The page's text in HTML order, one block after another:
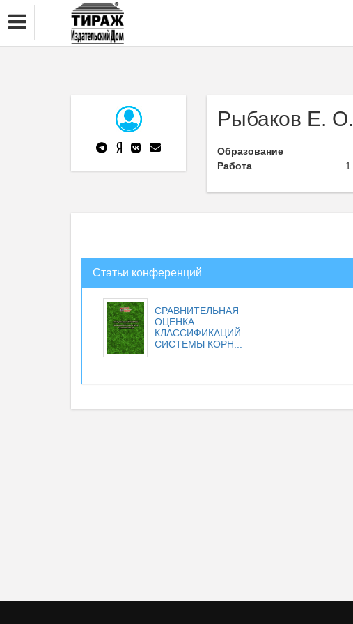
Рыбаков Е. О.
Образование
Работа
Статьи конференций
СРАВНИТЕЛЬНАЯ
ОЦЕНКА
КЛАССИФИКАЦИЙ
СИСТЕМЫ КОРН...